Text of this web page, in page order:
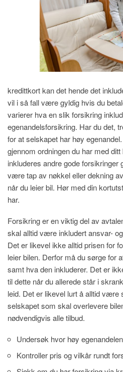
kredittkort kan det hende det
vil i så fall være gyldig hvis du
varierer hva en slik forsikring
egenandelsforsikring. Har du det,
for at selskapet har høy
gjennom ordningen du har med
inkluderes andre gode forsikringer
være tap av nøkkel eller dekning
når du leier bil. Hør med din
har.
Forsikring er en viktig del av
skal alltid være inkludert ansvar-
Det er likevel ikke alltid prisen for
leier bilen. Derfor må du sørge for
samt hva den inkluderer. Det er
til dette når du allerede står i
leid. Det er likevel lurt å alltid
selskapet som skal overlevere
nødvendigvis alle tilbud.
Undersøk hvor høy
Kontroller pris og vilkår rundt